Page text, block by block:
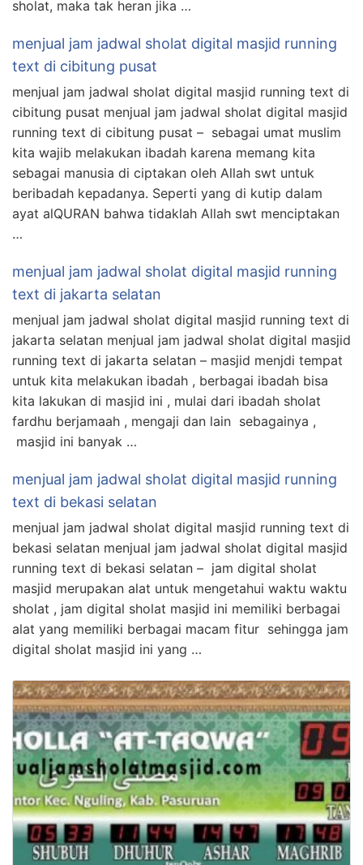
sholat, maka tak heran jika …
menjual jam jadwal sholat digital masjid running
text di cibitung pusat
menjual jam jadwal sholat digital masjid running text di
cibitung pusat menjual jam jadwal sholat digital masjid
running text di cibitung pusat – sebagai umat muslim
kita wajib melakukan ibadah karena memang kita
sebagai manusia di ciptakan oleh Allah swt untuk
beribadah kepadanya. Seperti yang di kutip dalam
ayat alQURAN bahwa tidaklah Allah swt menciptakan
…
menjual jam jadwal sholat digital masjid running
text di jakarta selatan
menjual jam jadwal sholat digital masjid running text di
jakarta selatan menjual jam jadwal sholat digital masjid
running text di jakarta selatan – masjid menjdi tempat
untuk kita melakukan ibadah , berbagai ibadah bisa
kita lakukan di masjid ini , mulai dari ibadah sholat
fardhu berjamaah , mengaji dan lain sebagainya ,
masjid ini banyak …
menjual jam jadwal sholat digital masjid running
text di bekasi selatan
menjual jam jadwal sholat digital masjid running text di
bekasi selatan menjual jam jadwal sholat digital masjid
running text di bekasi selatan – jam digital sholat
masjid merupakan alat untuk mengetahui waktu waktu
sholat , jam digital sholat masjid ini memiliki berbagai
alat yang memiliki berbagai macam fitur sehingga jam
digital sholat masjid ini yang …